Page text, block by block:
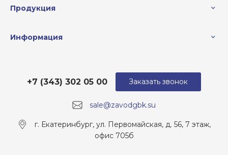
Продукция
Информация
sale@zavodgbk.su
+7 (343) 302 05 00
г. Екатеринбург, ул. Первомайская, д. 56, 7 этаж,
офис 705б
Заказать звонок